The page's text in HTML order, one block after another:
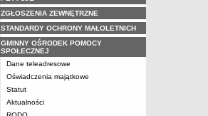
ZGŁOSZENIA ZEWNĘTRZNE
STANDARDY OCHRONY MAŁOLETNICH
GMINNY OŚRODEK POMOCY
SPOŁECZNEJ
Dane teleadresowe
Oświadczenia majątkowe
Statut
Aktualności